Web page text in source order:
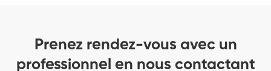
Prenez rendez-vous avec un
professionnel en nous contactant